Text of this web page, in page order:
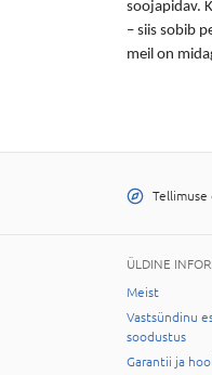
soojapidav.
– siis sobib
meil on
Tellimuse
ÜLDINE
Meist
Vastsündinu
soodustus
Garantii ja